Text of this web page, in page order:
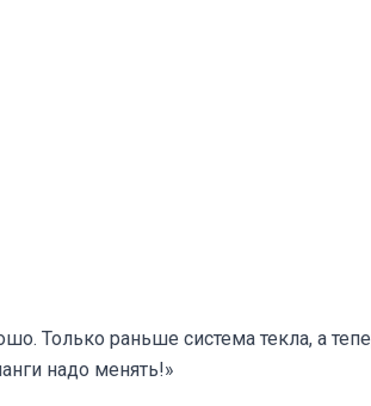
Только раньше система текла, а
надо менять!»